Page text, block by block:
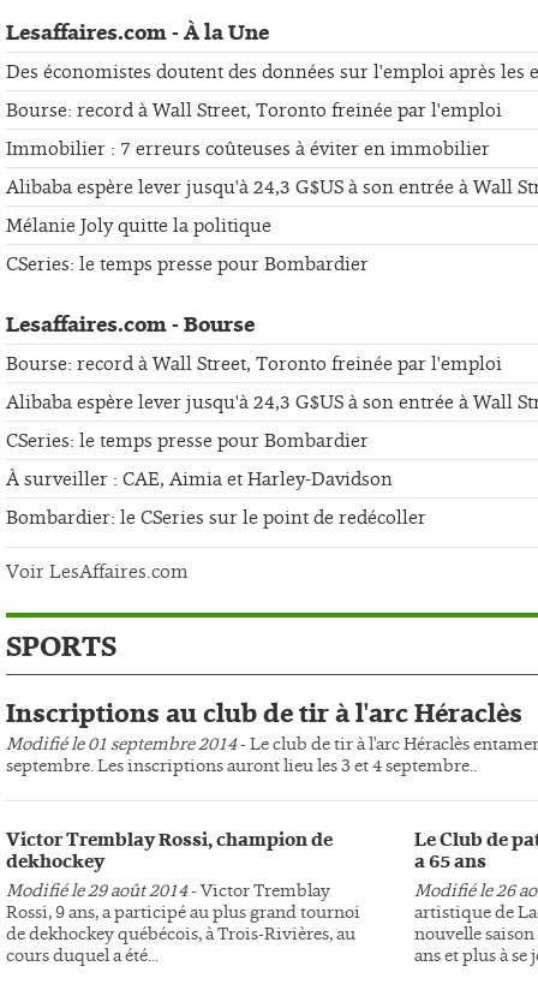
Lesaffaires.com - À la Une
Des économistes doutent des données sur l'emploi après
Bourse: record à Wall Street, Toronto freinée par l'emploi
Immobilier : 7 erreurs coûteuses à éviter en immobilier
Alibaba espère lever jusqu'à 24,3 G$US à son entrée à Wall
Mélanie Joly quitte la politique
CSeries: le temps presse pour Bombardier
Lesaffaires.com - Bourse
Bourse: record à Wall Street, Toronto freinée par l'emploi
Alibaba espère lever jusqu'à 24,3 G$US à son entrée à Wall
CSeries: le temps presse pour Bombardier
À surveiller : CAE, Aimia et Harley-Davidson
Bombardier: le CSeries sur le point de redécoller
Voir LesAffaires.com
SPORTS
Inscriptions au club de tir à l'arc Héraclès
Modifié le 01 septembre 2014- Le club de tir à l'arc Héraclès
septembre. Les inscriptions auront lieu les 3 et 4 septembre..
Victor Tremblay Rossi, champion de
dekhockey
Modifié le 29 août 2014- Victor Tremblay
Rossi, 9 ans, a participé au plus grand tournoi
de dekhockey québécois, à Trois-Rivières, au
cours duquel a été...
Le Club de
a 65 ans
Modifié le 26
artistique de
nouvelle
ans et plus à se